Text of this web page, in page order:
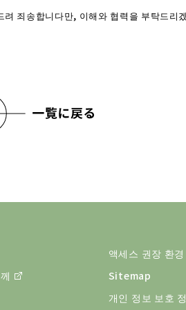
죄송합니다만, 이해와 협력을 부탁드리
액세스 권장 환경
Sitemap
개인 정보 보호